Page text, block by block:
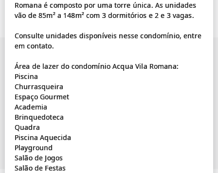
Romana é composto por uma torre única. As unidades
vão de 85m² a 148m² com 3 dormitórios e 2 e 3 vagas.
Consulte unidades disponíveis nesse condomínio, entre
em contato.
Área de lazer do condomínio Acqua Vila Romana:
Piscina
Churrasqueira
Espaço Gourmet
Academia
Brinquedoteca
Quadra
Piscina Aquecida
Playground
Salão de Jogos
Salão de Festas